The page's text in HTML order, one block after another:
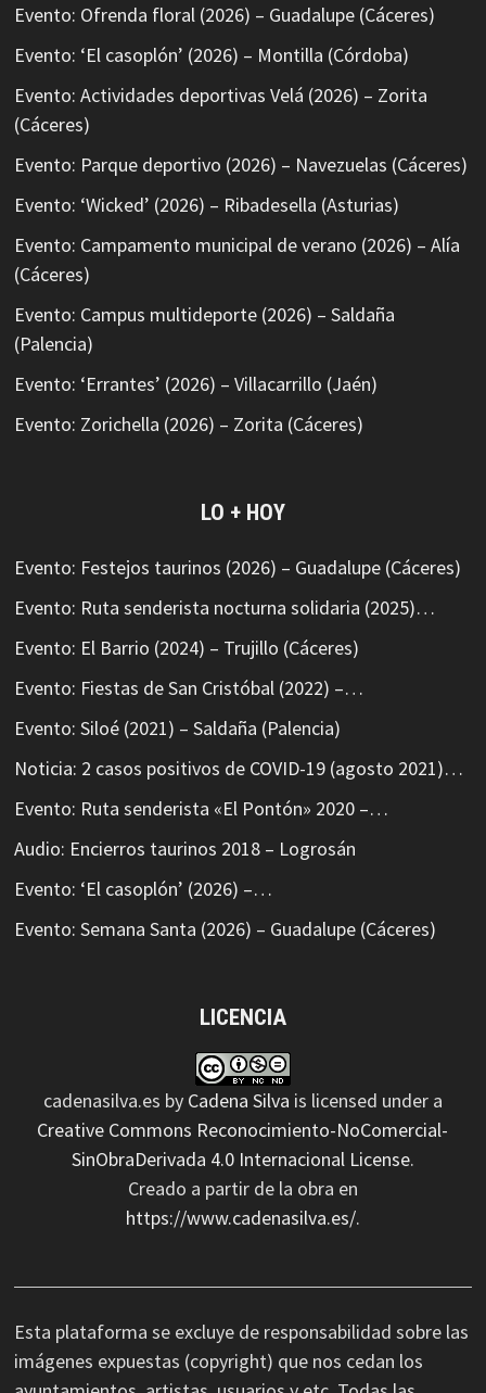
Evento: Ofrenda floral (2026) – Guadalupe (Cáceres)
Evento: ‘El casoplón’ (2026) – Montilla (Córdoba)
Evento: Actividades deportivas Velá (2026) – Zorita
(Cáceres)
Evento: Parque deportivo (2026) – Navezuelas (Cáceres)
Evento: ‘Wicked’ (2026) – Ribadesella (Asturias)
Evento: Campamento municipal de verano (2026) – Alía
(Cáceres)
Evento: Campus multideporte (2026) – Saldaña
(Palencia)
Evento: ‘Errantes’ (2026) – Villacarrillo (Jaén)
Evento: Zorichella (2026) – Zorita (Cáceres)
LO + HOY
Evento: Festejos taurinos (2026) – Guadalupe (Cáceres)
Evento: Ruta senderista nocturna solidaria (2025)…
Evento: El Barrio (2024) – Trujillo (Cáceres)
Evento: Fiestas de San Cristóbal (2022) –…
Evento: Siloé (2021) – Saldaña (Palencia)
Noticia: 2 casos positivos de COVID-19 (agosto 2021)…
Evento: Ruta senderista «El Pontón» 2020 –…
Audio: Encierros taurinos 2018 – Logrosán
Evento: ‘El casoplón’ (2026) –…
Evento: Semana Santa (2026) – Guadalupe (Cáceres)
LICENCIA
cadenasilva.es by Cadena Silva is licensed under a
Creative Commons Reconocimiento-NoComercial-
SinObraDerivada 4.0 Internacional License.
Creado a partir de la obra en
https://www.cadenasilva.es/.
Esta plataforma se excluye de responsabilidad sobre las
imágenes expuestas (copyright) que nos cedan los